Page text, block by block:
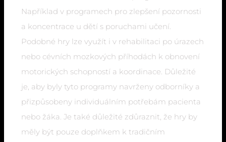
Například v programech pro zlepšení pozornosti
a koncentrace u dětí s poruchami učení.
Podobné hry lze využít i v rehabilitaci po úrazech
nebo cévních mozkových příhodách k obnovení
motorických schopností a koordinace. Důležité
je, aby byly tyto programy navrženy odborníky a
přizpůsobeny individuálním potřebám pacienta
nebo žáka. Je také důležité zdůraznit, že hry by
měly být pouze doplňkem k tradičním